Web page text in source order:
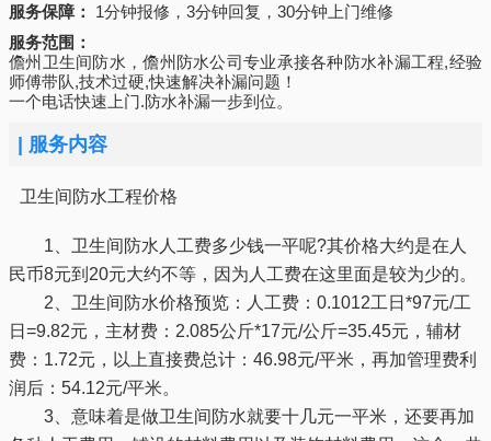
服务保障：
1分钟报修，3分钟回复，30分钟上门维修
服务范围：
儋州卫生间防水，儋州防水公司专业承接各种防水补漏工程,经验
师傅带队,技术过硬,快速解决补漏问题！
一个电话快速上门.防水补漏一步到位。
| 服务内容
卫生间防水工程价格
1、卫生间防水人工费多少钱一平呢?其价格大约是在人
民币8元到20元大约不等，因为人工费在这里面是较为少的。
2、卫生间防水价格预览：人工费：0.1012工日*97元/工
日=9.82元，主材费：2.085公斤*17元/公斤=35.45元，辅材
费：1.72元，以上直接费总计：46.98元/平米，再加管理费利
润后：54.12元/平米。
3、意味着是做卫生间防水就要十几元一平米，还要再加